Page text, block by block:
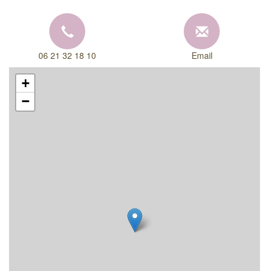
06 21 32 18 10 Email
+
−